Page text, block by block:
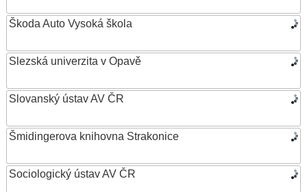
Škoda Auto Vysoká škola
Slezská univerzita v Opavě
Slovanský ústav AV ČR
Šmidingerova knihovna Strakonice
Sociologický ústav AV ČR